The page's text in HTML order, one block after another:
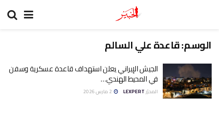
الوسم:قاعدة علي السالم
الجيش الإيراني يعلن استهداف قاعدة عسكرية وسفن
في المحيط الهندي…
المحرّرLEXPERT